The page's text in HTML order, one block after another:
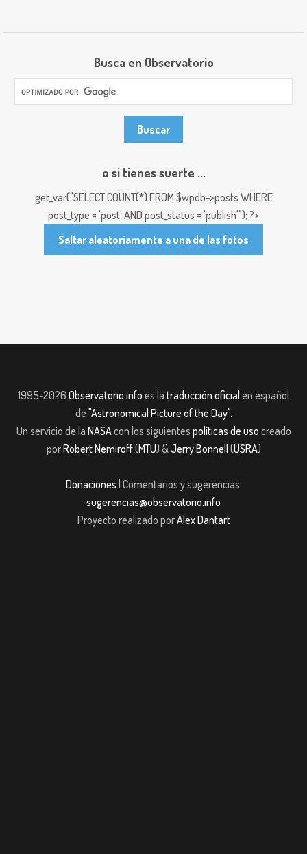
Busca en Observatorio
o si tienes suerte ...
get_var("SELECT COUNT(*) FROM $wpdb->posts WHERE
post_type = 'post' AND post_status = 'publish'"); ?>
Saltar aleatoriamente a una de las fotos
1995-2026 Observatorio.info es la traducción oficial en español
de "Astronomical Picture of the Day".
Un servicio de la NASAcon los siguientes políticas de uso creado
porRobert Nemiroff(MTU) &Jerry Bonnell (USRA)
Donaciones | Comentarios y sugerencias:
sugerencias@observatorio.info
Proyecto realizado porAlex Dantart